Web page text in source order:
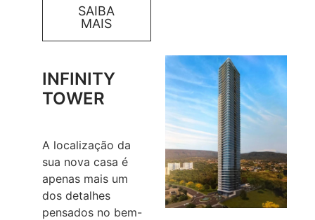
SAIBA
MAIS
INFINITY
TOWER
A localização da
sua nova casa é
apenas mais um
dos detalhes
pensados no bem-